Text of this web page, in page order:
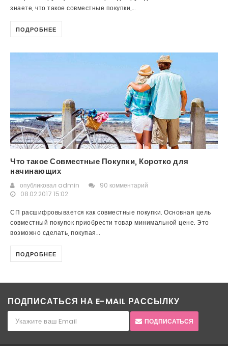
знаете, что такое совместные покупки,...
ПОДРОБНЕЕ
Что такое Совместные Покупки, Коротко для
начинающих
опубликовал admin
90 комментарий
08.02.2017 15:02
СП расшифровывается как совместные покупки. Основная цель
совместный покупок приобрести товар минимальной цене. Это
возможно сделать, покупая...
ПОДРОБНЕЕ
ПОДПИСАТЬСЯ НА E-MAIL РАССЫЛКУ
ПОДПИСАТЬСЯ